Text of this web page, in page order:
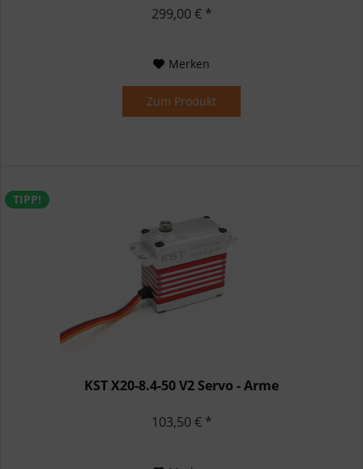
299,00 € *
Merken
Zum Produkt
TIPP!
KST X20-8.4-50 V2 Servo - Arme
103,50 € *